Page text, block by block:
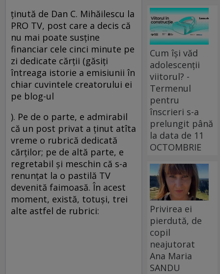
ţinută de Dan C. Mihăilescu la
PRO TV, post care a decis că
nu mai poate susţine
financiar cele cinci minute pe
zi dedicate cărţii (găsiţi
întreaga istorie a emisiunii în
chiar cuvintele creatorului ei
pe blog-ul
). Pe de o parte, e admirabil
că un post privat a ţinut atîta
vreme o rubrică dedicată
cărţilor; pe de altă parte, e
regretabil și meschin că s-a
renunţat la o pastilă TV
devenită faimoasă. În acest
moment, există, totuşi, trei
alte astfel de rubrici:
Cum își văd
adolescenții
viitorul? -
Termenul
pentru
înscrieri s-a
prelungit până
la data de 11
OCTOMBRIE
Privirea ei
pierdută, de
copil
neajutorat
Ana Maria
SANDU